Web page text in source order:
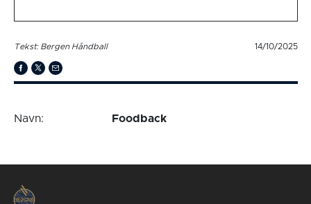
Tekst: Bergen Håndball 14/10/2025
Navn: Foodback